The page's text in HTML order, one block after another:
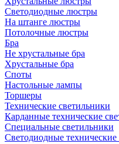
Светодиодные люстры
На штанге люстры
Потолочные люстры
Бра
Не хрустальные бра
Хрустальные бра
Споты
Настольные лампы
Торшеры
Технические светильники
Карданные технические
Специальные светильники
Светодиодные технические